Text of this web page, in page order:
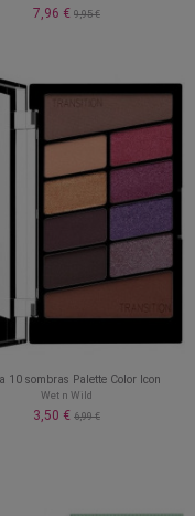
7,96 € 9,95 €
10 sombras Palette Color Icon
Wet n Wild
3,50 € 6,99 €